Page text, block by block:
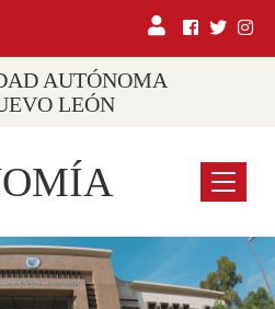
AUTÓNOMA
LEÓN
Menu